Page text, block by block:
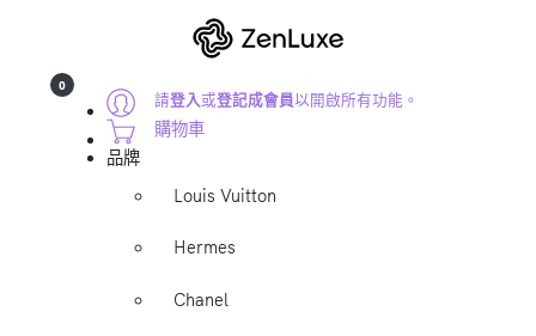
請登入或登記成會員以開啟所有功能。
0
購物車
品牌
Louis Vuitton
Hermes
Chanel